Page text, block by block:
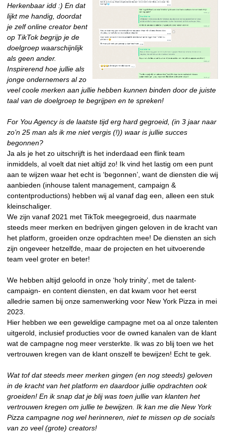
Herkenbaar idd :) En dat
lijkt me handig, doordat
je zelf online creator bent
op TikTok begrijp je de
doelgroep waarschijnlijk
als geen ander.
Inspirerend hoe jullie als
jonge ondernemers al zo
veel coole merken aan jullie hebben kunnen binden door de juiste
taal van de doelgroep te begrijpen en te spreken!
For You Agency is de laatste tijd erg hard gegroeid, (in 3 jaar naar
zo’n 25 man als ik me niet vergis (!)) waar is jullie succes
begonnen?
Ja als je het zo uitschrijft is het inderdaad een flink team
inmiddels, al voelt dat niet altijd zo! Ik vind het lastig om een punt
aan te wijzen waar het echt is ‘begonnen’, want de diensten die wij
aanbieden (inhouse talent management, campaign &
contentproductions) hebben wij al vanaf dag een, alleen een stuk
kleinschaliger.
We zijn vanaf 2021 met TikTok meegegroeid, dus naarmate
steeds meer merken en bedrijven gingen geloven in de kracht van
het platform, groeiden onze opdrachten mee! De diensten an sich
zijn ongeveer hetzelfde, maar de projecten en het uitvoerende
team veel groter en beter!
We hebben altijd geloofd in onze ‘holy trinity’, met de talent-
campaign- en content diensten, en dat kwam voor het eerst
alledrie samen bij onze samenwerking voor New York Pizza in mei
2023.
Hier hebben we een geweldige campagne met oa al onze talenten
uitgerold, inclusief producties voor de owned kanalen van de klant
wat de campagne nog meer versterkte. Ik was zo blij toen we het
vertrouwen kregen van de klant onszelf te bewijzen! Echt te gek.
Wat tof dat steeds meer merken gingen (en nog steeds) geloven
in de kracht van het platform en daardoor jullie opdrachten ook
groeiden! En ik snap dat je blij was toen jullie van klanten het
vertrouwen kregen om jullie te bewijzen. Ik kan me die New York
Pizza campagne nog wel herinneren, niet te missen op de socials
van zo veel (grote) creators!